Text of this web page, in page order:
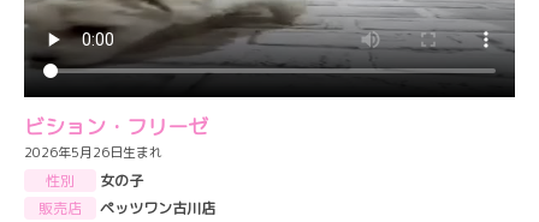
ビション・フリーゼ
2026年5月26日生まれ
性別
女の子
販売店
ペッツワン古川店